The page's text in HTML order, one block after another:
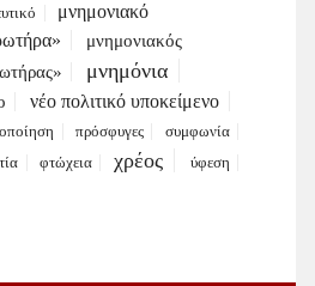
μνημονιακό
μνημονιακός
μνημόνια
νέο πολιτικό υποκείμενο
πρόσφυγες
συμφωνία
φτώχεια χρέος ύφεση